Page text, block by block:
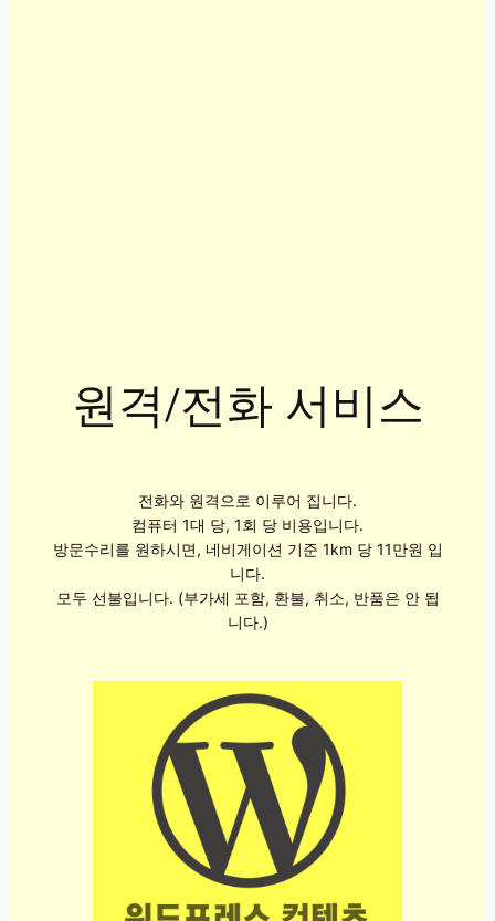
원격/전화 서비스
전화와 원격으로 이루어 집니다.
컴퓨터 1대 당, 1회 당 비용입니다.
방문수리를 원하시면, 네비게이션 기준 1km 당 11만원 입
니다.
모두 선불입니다. (부가세 포함, 환불, 취소, 반품은 안 됩
니다.)